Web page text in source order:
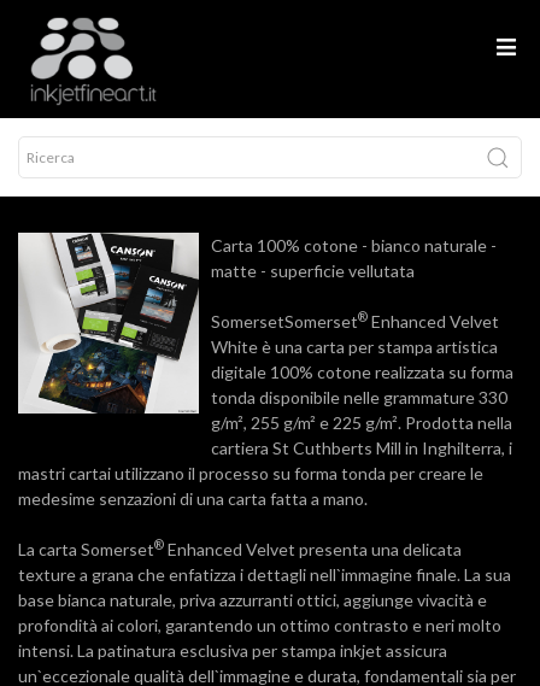
Carta 100% cotone - bianco naturale -
matte - superficie vellutata
SomersetSomerset® Enhanced Velvet
White è una carta per stampa artistica
digitale 100% cotone realizzata su forma
tonda disponibile nelle grammature 330
g/m², 255 g/m² e 225 g/m². Prodotta nella
cartiera St Cuthberts Mill in Inghilterra, i
mastri cartai utilizzano il processo su forma tonda per creare le
medesime senzazioni di una carta fatta a mano.
La carta Somerset® Enhanced Velvet presenta una delicata
texture a grana che enfatizza i dettagli nell`immagine finale. La sua
base bianca naturale, priva azzurranti ottici, aggiunge vivacità e
profondità ai colori, garantendo un ottimo contrasto e neri molto
intensi. La patinatura esclusiva per stampa inkjet assicura
un`eccezionale qualità dell`immagine e durata, fondamentali sia per